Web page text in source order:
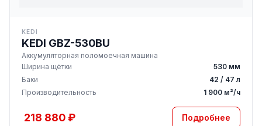
KEDI
KEDI GBZ-530BU
Аккумуляторная поломоечная машина
Ширина щётки
530 мм
Баки
42 / 47 л
Производительность
1 900 м²/ч
218 880 ₽ Подробнее